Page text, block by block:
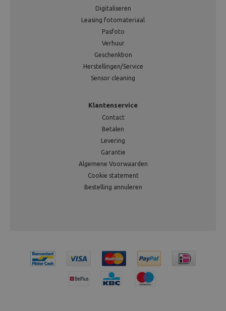
Digitaliseren
Leasing fotomateriaal
Pasfoto
Verhuur
Geschenkbon
Herstellingen/Service
Sensor cleaning
Klantenservice
Contact
Betalen
Levering
Garantie
Algemene Voorwaarden
Cookie statement
Bestelling annuleren